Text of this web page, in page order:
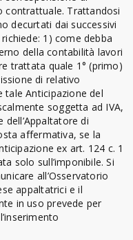
contrattuale. Trattandosi
decurtati dai successivi
1) come debba
della contabilità lavori
trattata quale 1° (primo)
di relativo
tale Anticipazione del
soggetta ad IVA,
di
affermativa, se la
ex art. 124 c. 1
solo sull’imponibile. Si
all’Osservatorio
appaltatrici e il
in uso prevede per